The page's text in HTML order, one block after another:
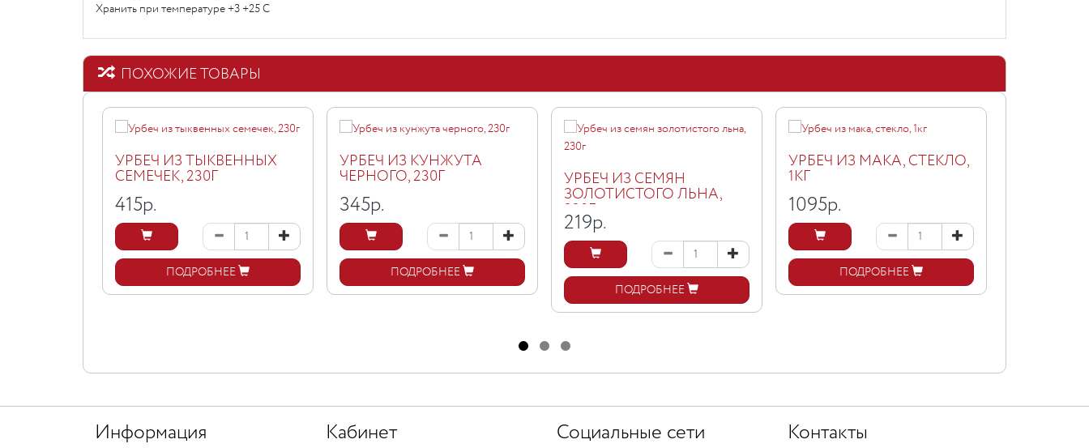
Хранить при температуре +3 +25 С
ПОХОЖИЕ ТОВАРЫ
УРБЕЧ ИЗ ТЫКВЕННЫХ
СЕМЕЧЕК, 230Г
415р.
ПОДРОБНЕЕ
УРБЕЧ ИЗ КУНЖУТА
ЧЕРНОГО, 230Г
345р.
ПОДРОБНЕЕ
УРБЕЧ ИЗ СЕМЯН
ЗОЛОТИСТОГО ЛЬНА,
230Г
219р.
ПОДРОБНЕЕ
УРБЕЧ ИЗ МАКА, СТЕКЛО,
1КГ
1095р.
ПОДРОБНЕЕ
Информация Кабинет Социальные сети Контакты